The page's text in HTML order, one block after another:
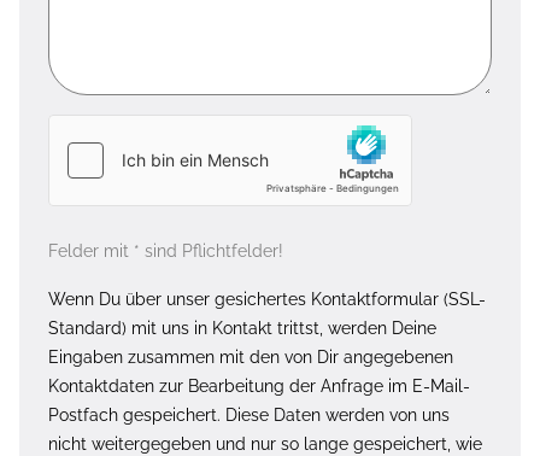
Felder mit * sind Pflichtfelder!
Wenn Du über unser gesichertes Kontaktformular (SSL-
Standard) mit uns in Kontakt trittst, werden Deine
Eingaben zusammen mit den von Dir angegebenen
Kontaktdaten zur Bearbeitung der Anfrage im E-Mail-
Postfach gespeichert. Diese Daten werden von uns
nicht weitergegeben und nur so lange gespeichert, wie